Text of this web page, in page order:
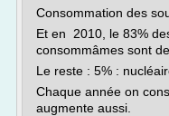
Consommation des
Et en 2010, le 83%
consommâmes sont
Le reste : 5% :
Chaque année on
augmente aussi.